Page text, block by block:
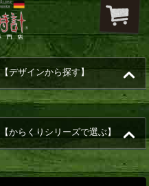
【デザインから探す】
【からくりシリーズで選ぶ】